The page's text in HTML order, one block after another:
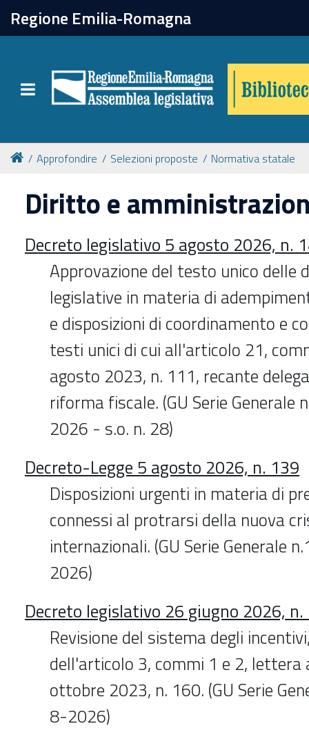
Regione Emilia-Romagna
Toggle navigation
chiudi
Catalogo online
Collezioni
Per approfondire
Appuntamenti
Prenotazione spazi
Approfondire Selezioni proposte Normativa statale
Diritto e
Decreto legislativo 5 agosto 2026, n.
Approvazione del testo unico delle
legislative in materia di
e disposizioni di coordinamento e
testi unici di cui all'articolo 21,
agosto 2023, n. 111, recante
riforma fiscale. (GU Serie
2026 - s.o. n. 28)
Decreto-Legge 5 agosto 2026, n. 139
Disposizioni urgenti in materia di
connessi al protrarsi della nuova
internazionali. (GU Serie Generale
2026)
Decreto legislativo 26 giugno 2026,
Revisione del sistema degli
dell'articolo 3, commi 1 e 2, lettera
ottobre 2023, n. 160. (GU Serie
8-2026)